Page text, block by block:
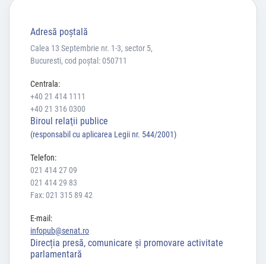
Adresă poştală
Calea 13 Septembrie nr. 1-3, sector 5,
Bucuresti, cod poștal: 050711
Centrala:
+40 21 414 1111
+40 21 316 0300
Biroul relaţii publice
(responsabil cu aplicarea Legii nr. 544/2001)
Telefon:
021 414 27 09
021 414 29 83
Fax: 021 315 89 42
E-mail:
infopub@senat.ro
Direcția presă, comunicare și promovare activitate
parlamentară